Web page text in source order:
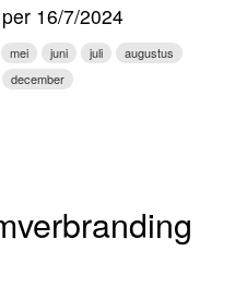
16/7/2024
mei juni juli
augustus
december